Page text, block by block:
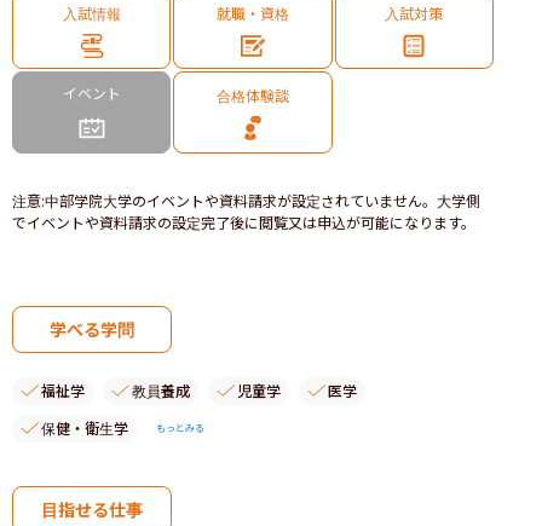
入試情報 就職・資格 入試対策
イベント 合格体験談
注意:中部学院大学のイベントや資料請求が設定されていません。大学側
でイベントや資料請求の設定完了後に閲覧又は申込が可能になります。
学べる学問
福祉学 教員養成 児童学
医学
保健・衛生学
もっとみる
目指せる仕事